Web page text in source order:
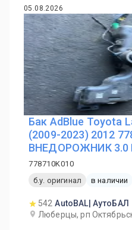
05.08.2026
Бак AdBlue Toyota
(2009-2023) 2012
ВНЕДОРОЖНИК 3.0
778710K010
б.у. оригинал
в наличии
542 AutoBAL| АутоБАЛ
Люберцы, рп